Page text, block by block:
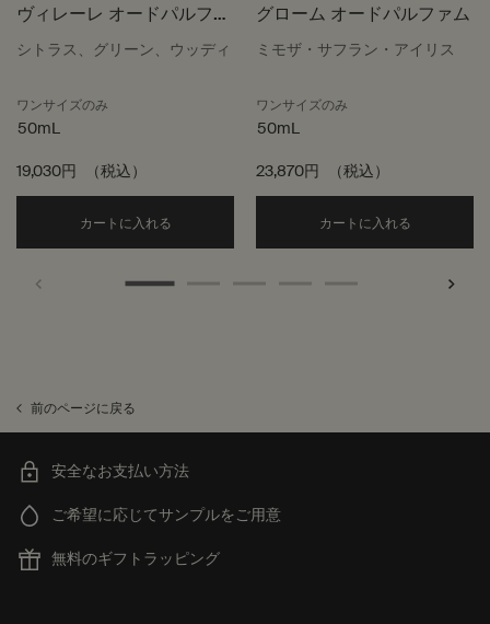
ヴィレーレ オードパルファ
ム
シトラス、グリーン、ウッディ
ワンサイズのみ
50mL
19,030円 （税込）
カートに入れる Add the ヴィレーレ オードパルファム to cart
グローム オードパルファム
ミモザ・サフラン・アイリス
ワンサイズのみ
50mL
23,870円 （税込）
カートに入れる
前のページに戻る
安全なお支払い方法
ご希望に応じてサンプルをご用意
無料のギフトラッピング